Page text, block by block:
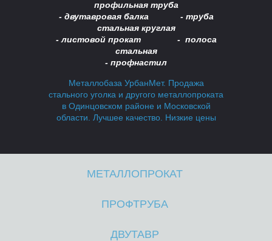
В
профильная труба
- двутавровая балка - труба
стальная круглая
- листовой прокат - полоса
стальная
- профнастил
Металлобаза УрбанМет. Продажа
стального уголка и другого металлопроката
в Одинцовском районе и Московской
области. Лучшее качество. Низкие цены
МЕТАЛЛОПРОКАТ
ПРОФТРУБА
ДВУТАВР
В